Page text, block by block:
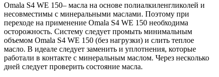
Omala S4 WE 150– масла на основе полиалкиленгликолей и
несовместимы с минеральными маслами. Поэтому при
переходе на применение Omala S4 WE 150 необходима
осторожность. Систему следует промыть минимальным
объемом Omala S4 WE 150 (без нагрузки) и слить теплое
масло. В идеале следует заменить и уплотнения, которые
работали в контакте с минеральным маслом. Через несколько
дней следует проверить состояние масла.